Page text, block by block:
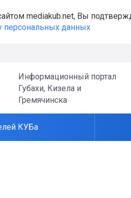
mediakub.net, Вы
персональных данных
Информационный портал
Губахи, Кизела и
Гремячинска
КУБа